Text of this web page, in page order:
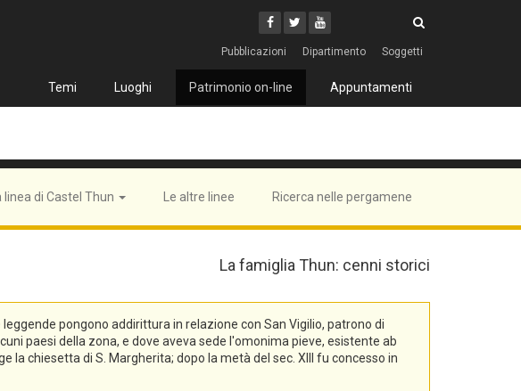
Facebook
Twitter
Youtube
Pubblicazioni Dipartimento Soggetti
Temi Luoghi Patrimonio on-line Appuntamenti
linea di Castel Thun Le altre linee Ricerca nelle pergamene
La famiglia Thun: cenni storici
pongono addirittura in relazione con San Vigilio, patrono di
paesi della zona, e dove aveva sede l'omonima pieve, esistente ab
chiesetta di S. Margherita; dopo la metà del sec. XIII fu concesso in